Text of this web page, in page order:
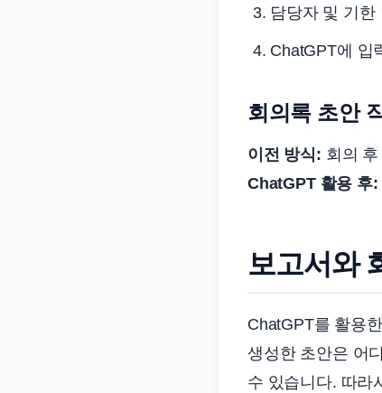
담당자 및 기한
ChatGPT에 입
회의록 초안
이전 방식: 회의
ChatGPT 활용 후:
보고서와
ChatGPT를 활용
생성한 초안은 어
수 있습니다. 따라